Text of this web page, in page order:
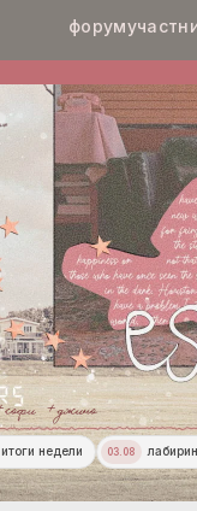
софи джино
форум
итоги недели 03.08